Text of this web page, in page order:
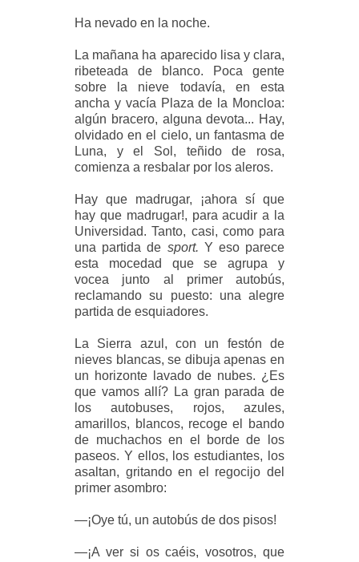
Ha nevado en la noche.
La mañana ha aparecido lisa y clara,
ribeteada de blanco. Poca gente
sobre la nieve todavía, en esta
ancha y vacía Plaza de la Moncloa:
algún bracero, alguna devota... Hay,
olvidado en el cielo, un fantasma de
Luna, y el Sol, teñido de rosa,
comienza a resbalar por los aleros.
Hay que madrugar, ¡ahora sí que
hay que madrugar!, para acudir a la
Universidad. Tanto, casi, como para
una partida de sport. Y eso parece
esta mocedad que se agrupa y
vocea junto al primer autobús,
reclamando su puesto: una alegre
partida de esquiadores.
La Sierra azul, con un festón de
nieves blancas, se dibuja apenas en
un horizonte lavado de nubes. ¿Es
que vamos allí? La gran parada de
los autobuses, rojos, azules,
amarillos, blancos, recoge el bando
de muchachos en el borde de los
paseos. Y ellos, los estudiantes, los
asaltan, gritando en el regocijo del
primer asombro:
—¡Oye tú, un autobús de dos pisos!
—¡A ver si os caéis, vosotros, que